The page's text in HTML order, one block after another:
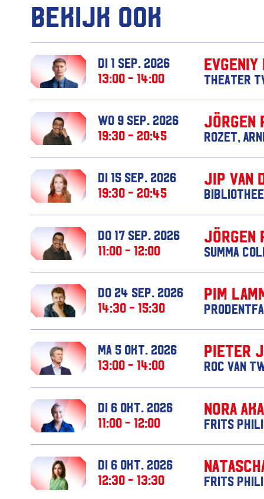
Bekijk ook
Evgeniy
Theater
di 1 sep. 2026
13:00 - 14:00
Jörgen
Rozet,
wo 9 sep. 2026
19:30 - 20:45
Jip van
di 15 sep. 2026
19:30 - 20:45
Jörgen
Summa
do 17 sep. 2026
11:00 - 12:00
Pim
do 24 sep. 2026
14:30 - 15:30
Pieter
ROC van
ma 5 okt. 2026
13:00 - 14:00
Nora
Frits
di 6 okt. 2026
11:00 - 12:00
Frits
di 6 okt. 2026
12:30 - 13:30